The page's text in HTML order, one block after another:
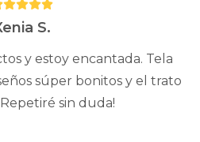
S.
y estoy encantada. Tela
súper bonitos y el trato
sin duda!